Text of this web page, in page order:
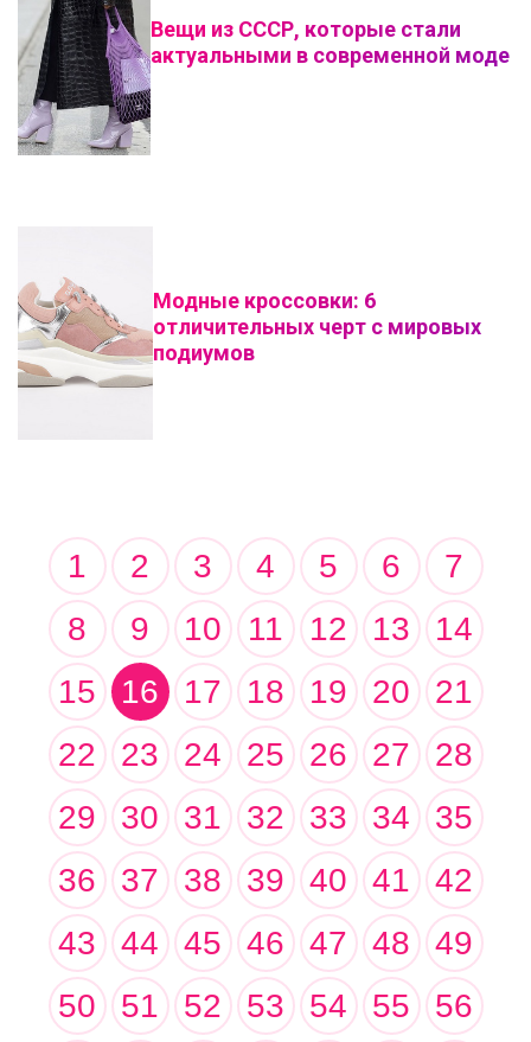
Вещи из СССР, которые стали
актуальными в современной моде
Модные кроссовки: 6
отличительных черт с мировых
подиумов
1 2 3 4 5 6
7
8
9 10 11 12 13
14
15
16 17 18 19 20
21
22
23 24 25 26 27
28
29
30 31 32 33 34
35
36
37 38 39 40 41
42
43
44 45 46 47 48
49
50
51 52 53 54 55 56